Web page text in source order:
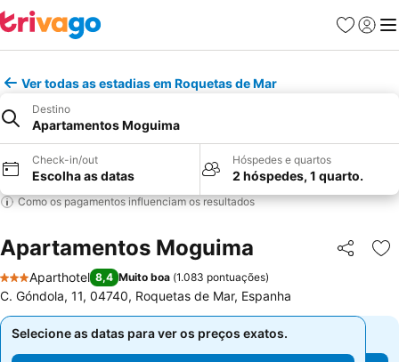
Favoritos
Iniciar
Ver todas as estadias em Roquetas de Mar
Destino
Apartamentos Moguima
Check-in/out
Escolha as datas
Hóspedes e quartos
2 hóspedes, 1 quarto.
Como os pagamentos influenciam os resultados
Apartamentos Moguima Partilhar
3 Estrelas
Aparthotel 8,4 Muito boa (1.083 pontuações)
C. Góndola, 11, 04740, Roquetas de Mar, Espanha
Selecione as datas para ver os preços exatos.
Selecione as datas para ver os preços exatos.